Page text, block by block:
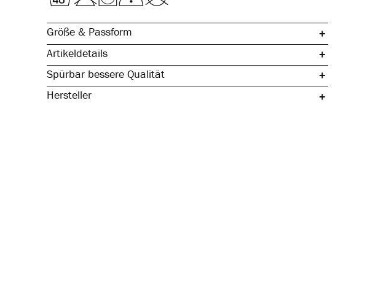
Größe & Passform
Artikeldetails
Spürbar bessere Qualität
Hersteller